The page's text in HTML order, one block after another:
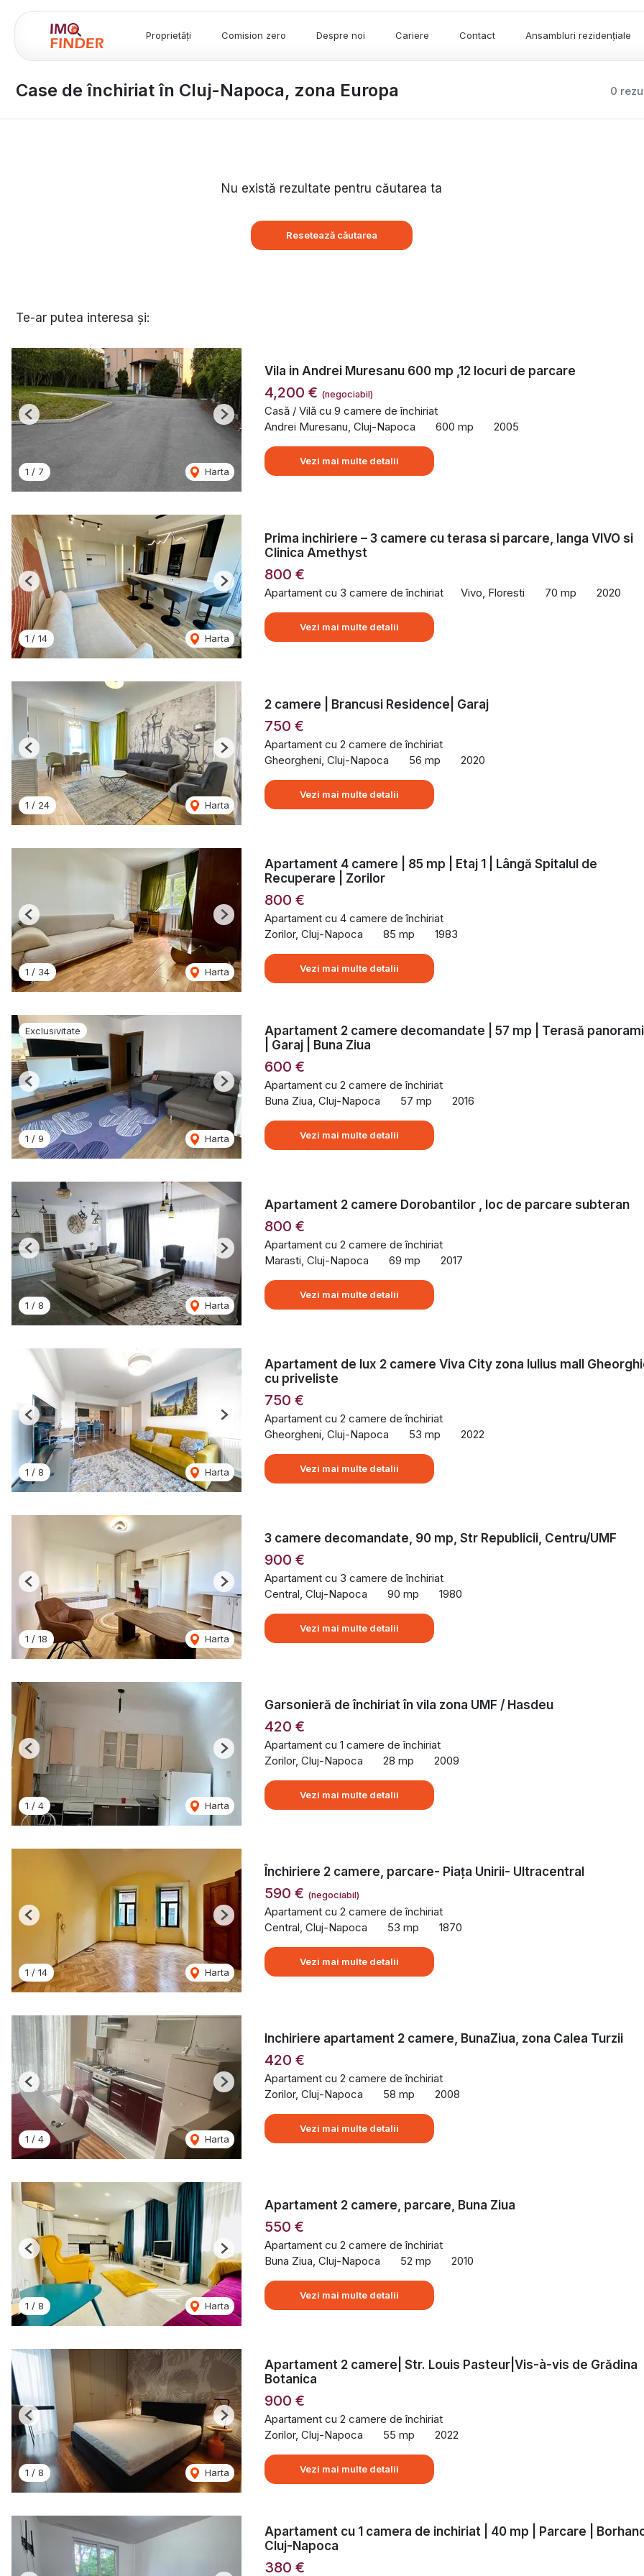
Proprietăți Comision zero Despre noi Cariere Contact Ansambluri rezidențiale
0
Case de închiriat în Cluj-Napoca, zona Europa
Nu există rezultate pentru căutarea ta
Resetează căutarea
Te-ar putea interesa și:
1 / 7 Harta
Previous Next
Vila in Andrei Muresanu 600 mp ,12 locuri de parcare
4,200 € (negociabil)
Casă / Vilă cu 9 camere de închiriat
Andrei Muresanu, Cluj-Napoca
600 mp 2005
Vezi mai multe detalii
1 / 14 Harta
Previous Next
Prima inchiriere – 3 camere cu terasa si parcare, langa VIVO si
Clinica Amethyst
800 €
Apartament cu 3 camere de închiriat Vivo, Floresti 70 mp 2020
Vezi mai multe detalii
1 / 24 Harta
Previous Next
2 camere | Brancusi Residence| Garaj
750 €
Apartament cu 2 camere de închiriat
Gheorgheni, Cluj-Napoca
56 mp 2020
Vezi mai multe detalii
1 / 34 Harta
Previous Next
Apartament 4 camere | 85 mp | Etaj 1 | Lângă Spitalul de
Recuperare | Zorilor
800 €
Apartament cu 4 camere de închiriat
Zorilor, Cluj-Napoca
85 mp 1983
Vezi mai multe detalii
Exclusivitate
1 / 9 Harta
Previous Next
Apartament 2 camere decomandate | 57 mp | Terasă
| Garaj | Buna Ziua
600 €
Apartament cu 2 camere de închiriat
Buna Ziua, Cluj-Napoca
57 mp 2016
Vezi mai multe detalii
1 / 8 Harta
Previous Next
Apartament 2 camere Dorobantilor , loc de parcare subteran
800 €
Apartament cu 2 camere de închiriat
Marasti, Cluj-Napoca
69 mp 2017
Vezi mai multe detalii
1 / 8 Harta
Previous Next
Apartament de lux 2 camere Viva City zona Iulius mall
cu priveliste
750 €
Apartament cu 2 camere de închiriat
Gheorgheni, Cluj-Napoca
53 mp 2022
Vezi mai multe detalii
1 / 18 Harta
Previous Next
3 camere decomandate, 90 mp, Str Republicii, Centru/UMF
900 €
Apartament cu 3 camere de închiriat
Central, Cluj-Napoca
90 mp 1980
Vezi mai multe detalii
1 / 4 Harta
Previous Next
Garsonieră de închiriat în vila zona UMF / Hasdeu
420 €
Apartament cu 1 camere de închiriat
Zorilor, Cluj-Napoca
28 mp 2009
Vezi mai multe detalii
1 / 14 Harta
Previous Next
Închiriere 2 camere, parcare- Piața Unirii- Ultracentral
590 € (negociabil)
Apartament cu 2 camere de închiriat
Central, Cluj-Napoca
53 mp 1870
Vezi mai multe detalii
1 / 4 Harta
Previous Next
Inchiriere apartament 2 camere, BunaZiua, zona Calea Turzii
420 €
Apartament cu 2 camere de închiriat
Zorilor, Cluj-Napoca
58 mp 2008
Vezi mai multe detalii
1 / 8 Harta
Previous Next
Apartament 2 camere, parcare, Buna Ziua
550 €
Apartament cu 2 camere de închiriat
Buna Ziua, Cluj-Napoca
52 mp 2010
Vezi mai multe detalii
1 / 8 Harta
Previous Next
Apartament 2 camere| Str. Louis Pasteur|Vis-à-vis de Grădina
Botanica
900 €
Apartament cu 2 camere de închiriat
Zorilor, Cluj-Napoca
55 mp 2022
Vezi mai multe detalii
Apartament cu 1 camera de inchiriat | 40 mp | Parcare |
Cluj-Napoca
380 €